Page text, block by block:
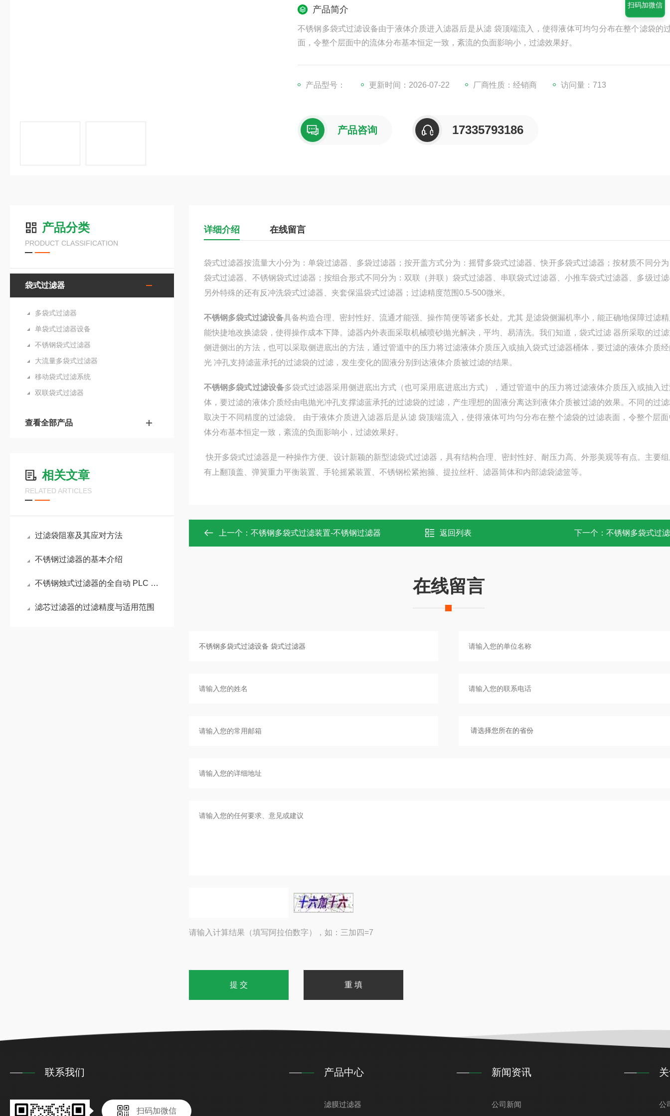
产品简介
不锈钢多袋式过滤设备由于液体介质进入滤器后是从滤 袋顶端流入，使得液体可均匀分布在整个滤袋的
面，令整个层面中的流体分布基本恒定一致，紊流的负面影响小，过滤效果好。
产品型号： 更新时间：2026-07-22 厂商性质：经销商 访问量：713
产品咨询 17335793186
产品分类
PRODUCT CLASSIFICATION
袋式过滤器
多袋式过滤器
单袋式过滤器设备
不锈钢袋式过滤器
大流量多袋式过滤器
移动袋式过滤系统
双联袋式过滤器
查看全部产品
相关文章
RELATED ARTICLES
过滤袋阻塞及其应对方法
不锈钢过滤器的基本介绍
不锈钢烛式过滤器的全自动 PLC 控制系统配置方案
滤芯过滤器的过滤精度与适用范围
详细介绍 在线留言
袋式过滤器按流量大小分为：单袋过滤器、多袋过滤器；按开盖方式分为：摇臂多袋式过滤器、快开多袋式过滤器；按材质不同分
袋式过滤器、不锈钢袋式过滤器；按组合形式不同分为：双联（并联）袋式过滤器、串联袋式过滤器、小推车袋式过滤器、多级过
另外特殊的还有反冲洗袋式过滤器、夹套保温袋式过滤器；过滤精度范围0.5-500微米。
不锈钢多袋式过滤设备具备构造合理、密封性好、流通才能强、操作简便等诸多长处。尤其 是滤袋侧漏机率小，能正确地保障过滤
能快捷地改换滤袋，使得操作成本下降。滤器内外表面采取机械喷砂抛光解决，平均、易清洗。我们知道，袋式过滤 器所采取的过
侧进侧出的方法，也可以采取侧进底出的方法，通过管道中的压力将过滤液体介质压入或抽入袋式过滤器桶体，要过滤的液体介质
光 冲孔支持滤蓝承托的过滤袋的过滤，发生变化的固液分别到达液体介质被过滤的结果。
不锈钢多袋式过滤设备多袋式过滤器采用侧进底出方式（也可采用底进底出方式），通过管道中的压力将过滤液体介质压入或抽入
体，要过滤的液体介质经由电抛光冲孔支撑滤蓝承托的过滤袋的过滤，产生理想的固液分离达到液体介质被过滤的效果。不同的过
取决于不同精度的过滤袋。 由于液体介质进入滤器后是从滤 袋顶端流入，使得液体可均匀分布在整个滤袋的过滤表面，令整个层
体分布基本恒定一致，紊流的负面影响小，过滤效果好。
快开多袋式过滤器是一种操作方便、设计新颖的新型滤袋式过滤器，具有结构合理、密封性好、耐压力高、外形美观等有点。主要
有上翻顶盖、弹簧重力平衡装置、手轮摇紧装置、不锈钢松紧抱箍、提拉丝杆、滤器筒体和内部滤袋滤篮等。
上一个： 不锈钢多袋式过滤装置-不锈钢过滤器 返回列表 下一个： 不锈钢多袋式过
在线留言
请输入计算结果（填写阿拉伯数字），如：三加四=7
联系我们
扫码加微信
产品中心
滤膜过滤器
新闻资讯
公司新闻 公
扫码加微信